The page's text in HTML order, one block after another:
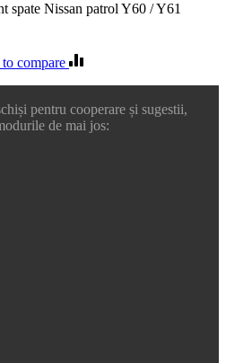
spate Nissan patrol Y60 / Y61
compare
pentru cooperare și sugestii,
de mai jos: